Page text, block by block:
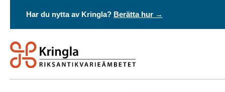
Har du nytta av Kringla? Berätta hur →